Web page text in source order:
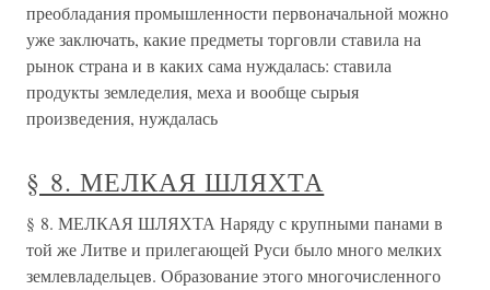
преобладания промышленности первоначальной можно
уже заключать, какие предметы торговли ставила на
рынок страна и в каких сама нуждалась: ставила
продукты земледелия, меха и вообще сырыя
произведения, нуждалась
§ 8. МЕЛКАЯ ШЛЯХТА
§ 8. МЕЛКАЯ ШЛЯХТА Наряду с крупными панами в
той же Литве и прилегающей Руси было много мелких
землевладельцев. Образование этого многочисленного